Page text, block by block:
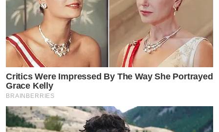
Critics Were Impressed By The Way She Portrayed
Grace Kelly
BRAINBERRIES